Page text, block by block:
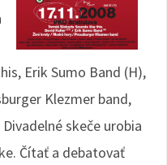
Erik Sumo Band (H),
Klezmer band,
skeče urobia
Čítať a debatovať